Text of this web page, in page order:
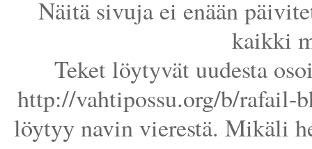
Näitä sivuja ei enään
kaikki
Teket löytyvät uudesta
http://vahtipossu.org/b/rafail-
löytyy navin vierestä. Mikäli